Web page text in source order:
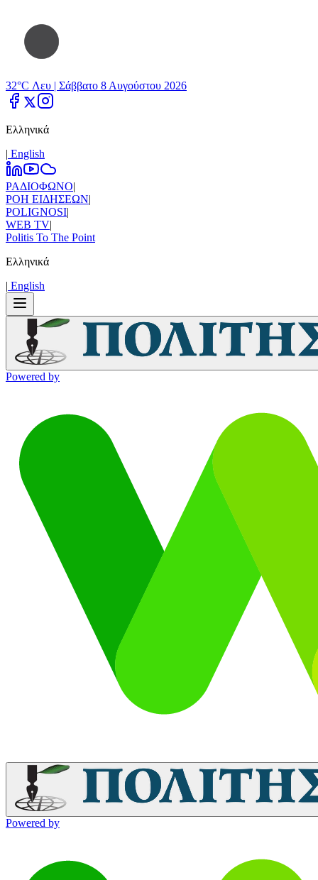
32°C Λευ | Σάββατο 8 Αυγούστου 2026
Ελληνικά
| Εnglish
ΡΑΔΙΟΦΩΝΟ|
ΡΟΗ ΕΙΔΗΣΕΩΝ|
POLIGNOSI|
WEB TV|
Politis To The Point
Ελληνικά
| Εnglish
Powered by
Powered by